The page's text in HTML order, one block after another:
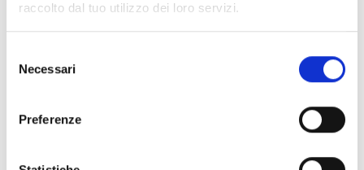
raccolto dal tuo utilizzo dei loro servizi.
delNecessari
Preferenze